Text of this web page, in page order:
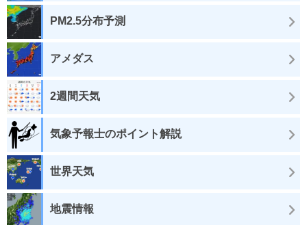
PM2.5分布予測
アメダス
2週間天気
気象予報士のポイント解説
世界天気
地震情報